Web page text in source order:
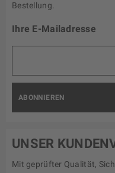
Bestellung.
Ihre E-Mailadresse
ABONNIEREN
UNSER
Mit geprüfter Qualität,